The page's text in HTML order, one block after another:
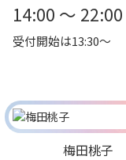
14:00 ～ 22:00
受付開始は13:30～
梅田桃子